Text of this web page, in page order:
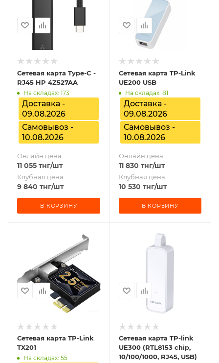
Сетевая карта Type-C -
RJ45 HP 4Z527AA
На складах: 173
Доставка -
09.08.2026
Самовывоз -
10.08.2026
Онлайн цена
11 055 тнг/шт
Клубная цена
9 840 тнг/шт
В КОРЗИНУ
Сетевая карта TP-Link
UE200 USB
На складах: 81
Доставка -
09.08.2026
Самовывоз -
10.08.2026
Онлайн цена
11 830 тнг/шт
Клубная цена
10 530 тнг/шт
В КОРЗИНУ
Сетевая карта TP-Link
TX201
На складах: 55
Сетевая карта TP-link
UE300 (RTL8153 chip,
10/100/1000, RJ45, USB)